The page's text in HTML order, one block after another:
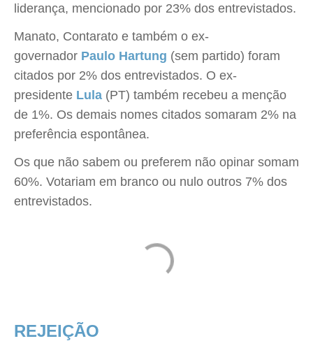
liderança, mencionado por 23% dos entrevistados.
Manato, Contarato e também o ex-
governador Paulo Hartung (sem partido) foram
citados por 2% dos entrevistados. O ex-
presidente Lula (PT) também recebeu a menção
de 1%. Os demais nomes citados somaram 2% na
preferência espontânea.
Os que não sabem ou preferem não opinar somam
60%. Votariam em branco ou nulo outros 7% dos
entrevistados.
REJEIÇÃO